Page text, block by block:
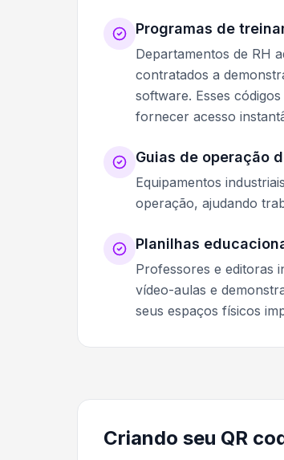
Programas de
Departamentos de RH
contratados a
software. Esses
fornecer acesso
Guias de operação
Equipamentos
operação, ajudando
Planilhas
Professores e editoras
vídeo-aulas e
seus espaços físicos
Criando seu QR